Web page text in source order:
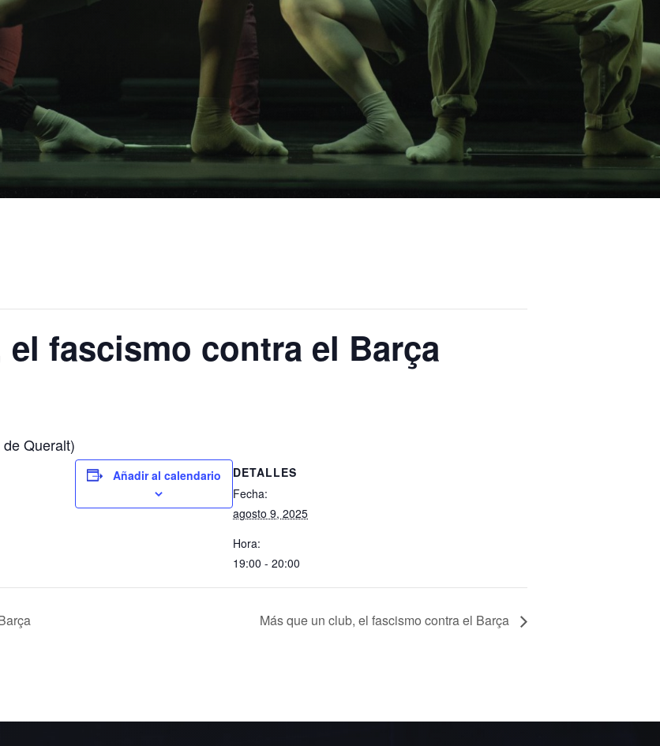
fascismo contra el Barça
Queralt)
Añadir al calendario
DETALLES
Fecha:
agosto 9, 2025
Hora:
19:00 - 20:00
Más que un club, el fascismo contra el Barça